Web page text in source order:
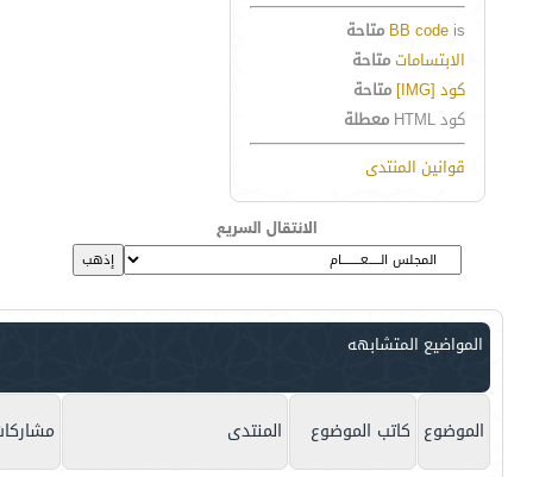
BB code is
متاحة
الابتساماتمتاحة
كود [IMG]
متاحة
كود HTML
معطلة
قوانين المنتدى
الانتقال السريع
المواضيع المتشابهه
الموضوع كاتب الموضوع المنتدى